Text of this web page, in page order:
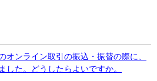
オンライン取引の振込・振替の際に、
した。どうしたらよいですか。